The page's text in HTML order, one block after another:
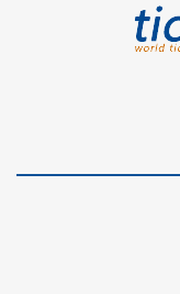
oyuncuların
EURO 2024
Hep destek tam
renklerini taşıyıp
futbolculara sahip
stadyumdaki
üzerinden Almanya
1. Ticketfoni’ye üye
istediğiniz etkinlik